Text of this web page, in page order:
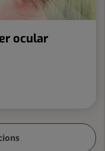
ocular